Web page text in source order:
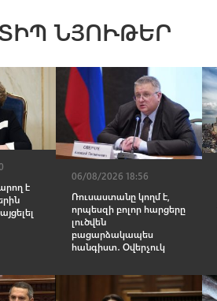
ՆՅՈՒԹԵՐ
է
06/08/2026 18:56
Ռուսաստանը կողմ է,
որպեսզի բոլոր հարցերը
լուծվեն
բացարձակապես
հանգիստ․ Օվերչուկ